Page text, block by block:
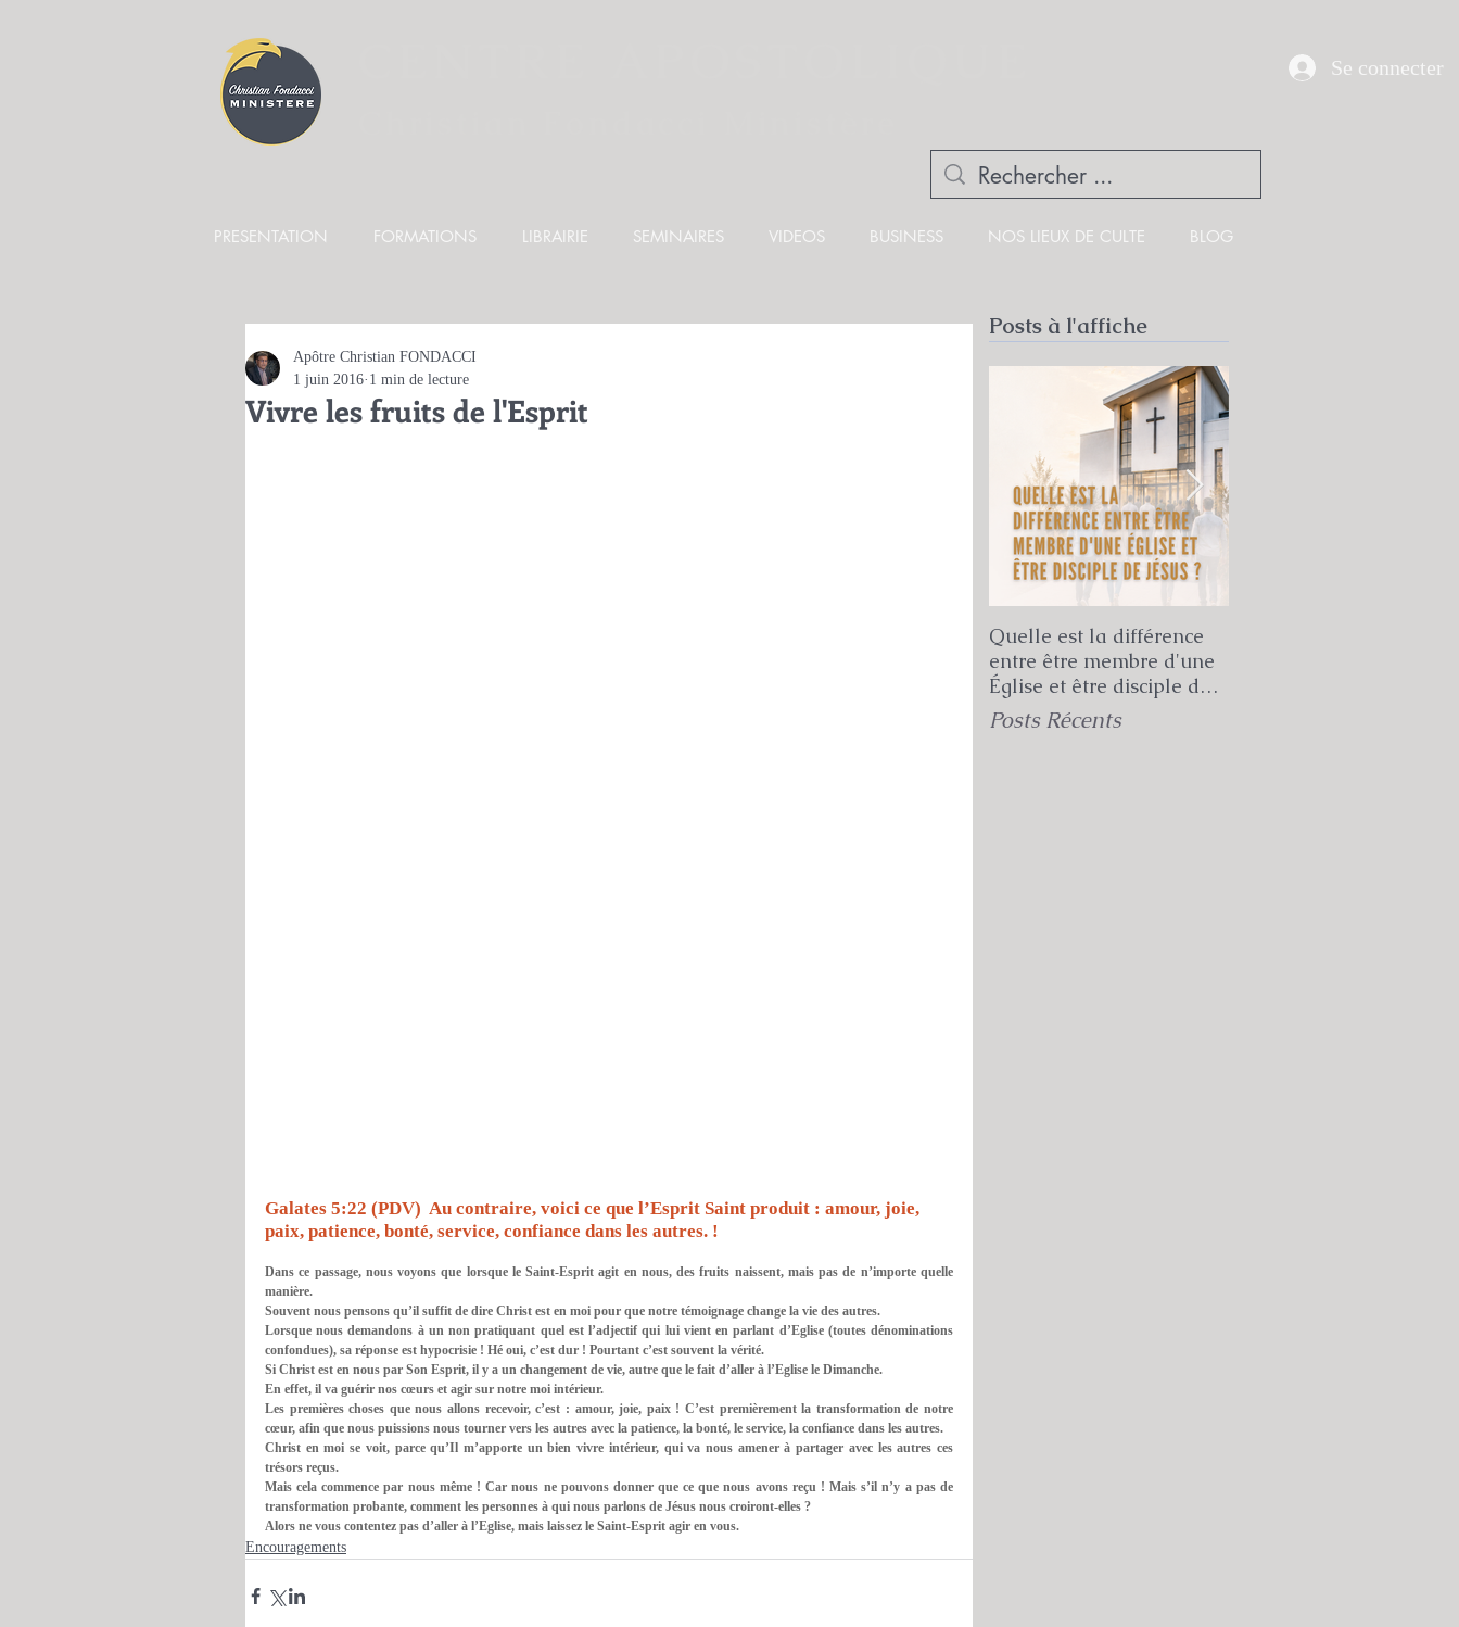
Se connecter
PRESENTATION FORMATIONS LIBRAIRIE SEMINAIRES VIDEOS BUSINESS NOS LIEUX DE CULTE BLOG
Vivre les fruits de l'Esprit
Apôtre Christian FONDACCI
1 juin 2016 1 min de lecture
Galates 5:22 (PDV)  Au contraire, voici ce que l’Esprit Saint produit : amour, joie,
paix, patience, bonté, service, confiance dans les autres. !
Dans ce passage, nous voyons que lorsque le Saint-Esprit agit en nous, des fruits naissent, mais pas de n’importe quelle
manière.
Souvent nous pensons qu’il suffit de dire Christ est en moi pour que notre témoignage change la vie des autres.
Lorsque nous demandons à un non pratiquant quel est l’adjectif qui lui vient en parlant d’Eglise (toutes dénominations
confondues), sa réponse est hypocrisie ! Hé oui, c’est dur ! Pourtant c’est souvent la vérité.
Si Christ est en nous par Son Esprit, il y a un changement de vie, autre que le fait d’aller à l’Eglise le Dimanche.
En effet, il va guérir nos cœurs et agir sur notre moi intérieur.
Les premières choses que nous allons recevoir, c’est : amour, joie, paix ! C’est premièrement la transformation de notre
cœur, afin que nous puissions nous tourner vers les autres avec la patience, la bonté, le service, la confiance dans les autres.
Christ en moi se voit, parce qu’Il m’apporte un bien vivre intérieur, qui va nous amener à partager avec les autres ces
trésors reçus.
Mais cela commence par nous même ! Car nous ne pouvons donner que ce que nous avons reçu ! Mais s’il n’y a pas de
transformation probante, comment les personnes à qui nous parlons de Jésus nous croiront-elles ?
Alors ne vous contentez pas d’aller à l’Eglise, mais laissez le Saint-Esprit agir en vous.
Encouragements
Posts à l'affiche
Quelle est la différence
entre être membre d'une
Église et être disciple de
Jésus ?
Posts Récents